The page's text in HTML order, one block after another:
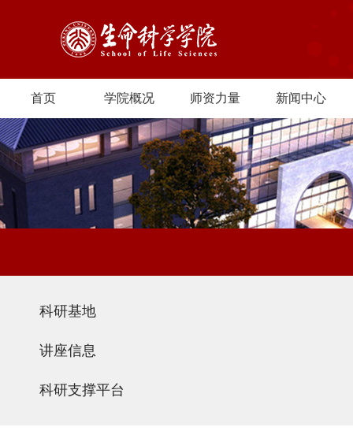
首页 学院概况 师资力量 新闻中心
科研基地
讲座信息
科研支撑平台